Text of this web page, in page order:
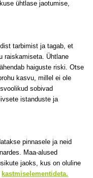
ühtlase jaotumise,
tarbimist ja tagab, et
raiskamiseta. Ühtlane
haiguste riski. Otse
kasvu, millel ei ole
sobivad
istanduste ja
pinnasele ja neid
Maa-alused
jaoks, kus on oluline
kastmiselementideta.